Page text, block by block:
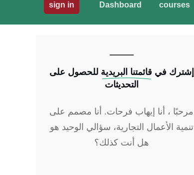
courses
Dashboard
sign in
إشترك في قائمتنا البريدية للحصول على
التحديثات
مرحبًا ، أنا إيهاب فرحات. أنا مصمم على
تنمية الأعمال التجارية، سؤالي الوحيد هو
هل أنت كذلك؟